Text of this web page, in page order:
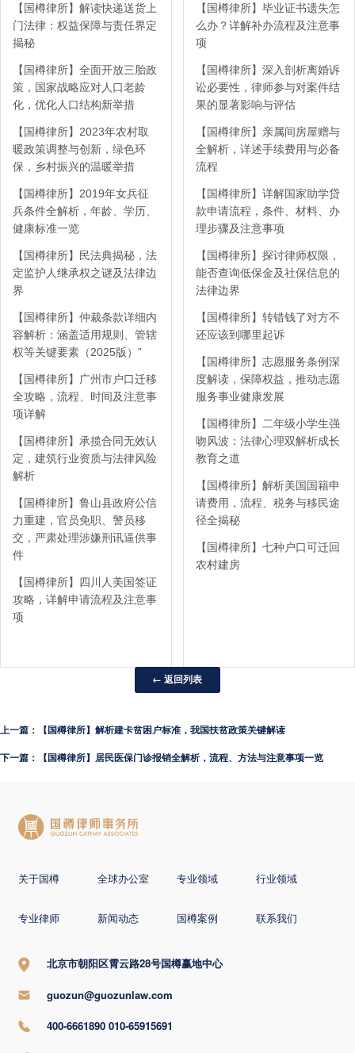
【国樽律所】解读快递送货上
门法律：权益保障与责任界定
揭秘
【国樽律所】全面开放三胎政
策，国家战略应对人口老龄
化，优化人口结构新举措
【国樽律所】2023年农村取
暖政策调整与创新，绿色环
保，乡村振兴的温暖举措
【国樽律所】2019年女兵征
兵条件全解析，年龄、学历、
健康标准一览
【国樽律所】民法典揭秘，法
定监护人继承权之谜及法律边
界
【国樽律所】仲裁条款详细内
容解析：涵盖适用规则、管辖
权等关键要素（2025版）”
【国樽律所】广州市户口迁移
全攻略，流程、时间及注意事
项详解
【国樽律所】承揽合同无效认
定，建筑行业资质与法律风险
解析
【国樽律所】鲁山县政府公信
力重建，官员免职、警员移
交，严肃处理涉嫌刑讯逼供事
件
【国樽律所】四川人美国签证
攻略，详解申请流程及注意事
项
【国樽律所】毕业证书遗失怎
么办？详解补办流程及注意事
项
【国樽律所】深入剖析离婚诉
讼必要性，律师参与对案件结
果的显著影响与评估
【国樽律所】亲属间房屋赠与
全解析，详述手续费用与必备
流程
【国樽律所】详解国家助学贷
款申请流程，条件、材料、办
理步骤及注意事项
【国樽律所】探讨律师权限，
能否查询低保金及社保信息的
法律边界
【国樽律所】转错钱了对方不
还应该到哪里起诉
【国樽律所】志愿服务条例深
度解读，保障权益，推动志愿
服务事业健康发展
【国樽律所】二年级小学生强
吻风波：法律心理双解析成长
教育之道
【国樽律所】解析美国国籍申
请费用，流程、税务与移民途
径全揭秘
【国樽律所】七种户口可迁回
农村建房
← 返回列表
上一篇：【国樽律所】解析建卡贫困户标准，我国扶贫政策关键解读
下一篇：【国樽律所】居民医保门诊报销全解析，流程、方法与注意事项一览
关于国樽 全球办公室 专业领域 行业领域
专业律师 新闻动态 国樽案例 联系我们
北京市朝阳区霄云路28号国樽赢地中心
guozun@guozunlaw.com
400-6661890 010-65915691